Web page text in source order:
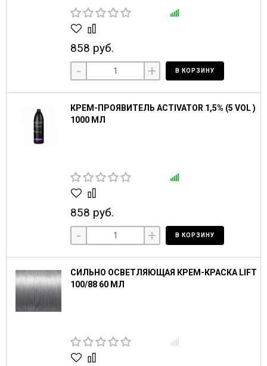
858 руб.
- + В КОРЗИНУ
КРЕМ-ПРОЯВИТЕЛЬ ACTIVATOR 1,5% (5 VOL )
1000 МЛ
858 руб.
- + В КОРЗИНУ
СИЛЬНО ОСВЕТЛЯЮЩАЯ КРЕМ-КРАСКА LIFT
100/88 60 МЛ